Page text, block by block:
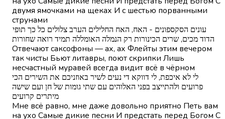
двумя ямочками на щеках И с шестью порванными
струнами
עונים הסקספונים - האח, האח החלילים הערב צלולים כל כך תופי
הדוד מכים, שרים הכינורות רק הנמלה האומללה תמיד רואה שחורות
Отвечают саксофоны — ах, ах Флейты этим вечером
так чисты Бьют литавры, поют скрипки Лишь
несчастный муравей всегда видит всё в чёрном
לי לא איכפת, לי דווקא די נעים לשיר באוזניכם את השירים הכי
פרועים ולהתייצב בפני האלוהים עם שתי גומות של חן ועם שישה
מיתרים קרועים
Мне всё равно, мне даже довольно приятно Петь вам
на ухо Самые дикие песни И предстать перед Богом С